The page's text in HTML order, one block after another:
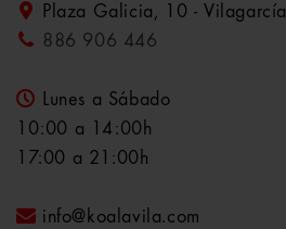
Plaza Galicia, 10 - Vilagarcía
886 906 446
Lunes a Sábado
10:00 a 14:00h
17:00 a 21:00h
info@koalavila.com